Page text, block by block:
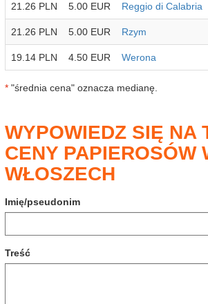
21.26 PLN 5.00 EUR Reggio di Calabria
21.26 PLN 5.00 EUR Rzym
19.14 PLN 4.50 EUR Werona
* "średnia cena" oznacza medianę.
WYPOWIEDZ SIĘ NA
CENY PAPIEROSÓW
WŁOSZECH
Imię/pseudonim
Treść